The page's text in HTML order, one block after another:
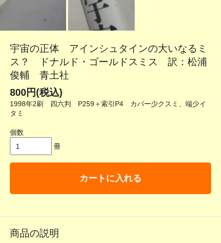
宇宙の正体 アインシュタインの大いなるミ
ス？ ドナルド・ゴールドスミス 訳：松浦
俊輔 青土社
800円(税込)
1998年2刷 四六判 P259＋索引P4 カバー少クスミ、端少イ
タミ
個数
冊
カートに入れる
商品の説明